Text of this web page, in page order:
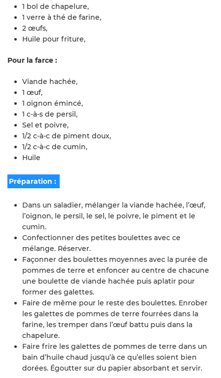
1 bol de chapelure,
1 verre à thé de farine,
2 œufs,
Huile pour friture,
Pour la farce :
Viande hachée,
1 œuf,
1 oignon émincé,
1 c-à-s de persil,
Sel et poivre,
1/2 c-à-c de piment doux,
1/2 c-à-c de cumin,
Huile
Préparation :
Dans un saladier, mélanger la viande hachée, l’œuf,
l’oignon, le persil, le sel, le poivre, le piment et le
cumin.
Confectionner des petites boulettes avec ce
mélange. Réserver.
Façonner des boulettes moyennes avec la purée de
pommes de terre et enfoncer au centre de chacune
une boulette de viande hachée puis aplatir pour
former des galettes.
Faire de même pour le reste des boulettes. Enrober
les galettes de pommes de terre fourrées dans la
farine, les tremper dans l’œuf battu puis dans la
chapelure.
Faire frire les galettes de pommes de terre dans un
bain d’huile chaud jusqu’à ce qu’elles soient bien
dorées. Égoutter sur du papier absorbant et servir.